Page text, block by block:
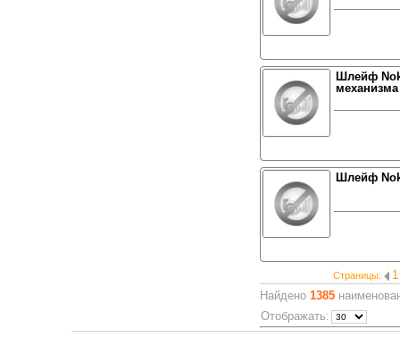
Шлейф
механизма
Шлейф
Страницы:
1
Найдено 1385
Отображать: